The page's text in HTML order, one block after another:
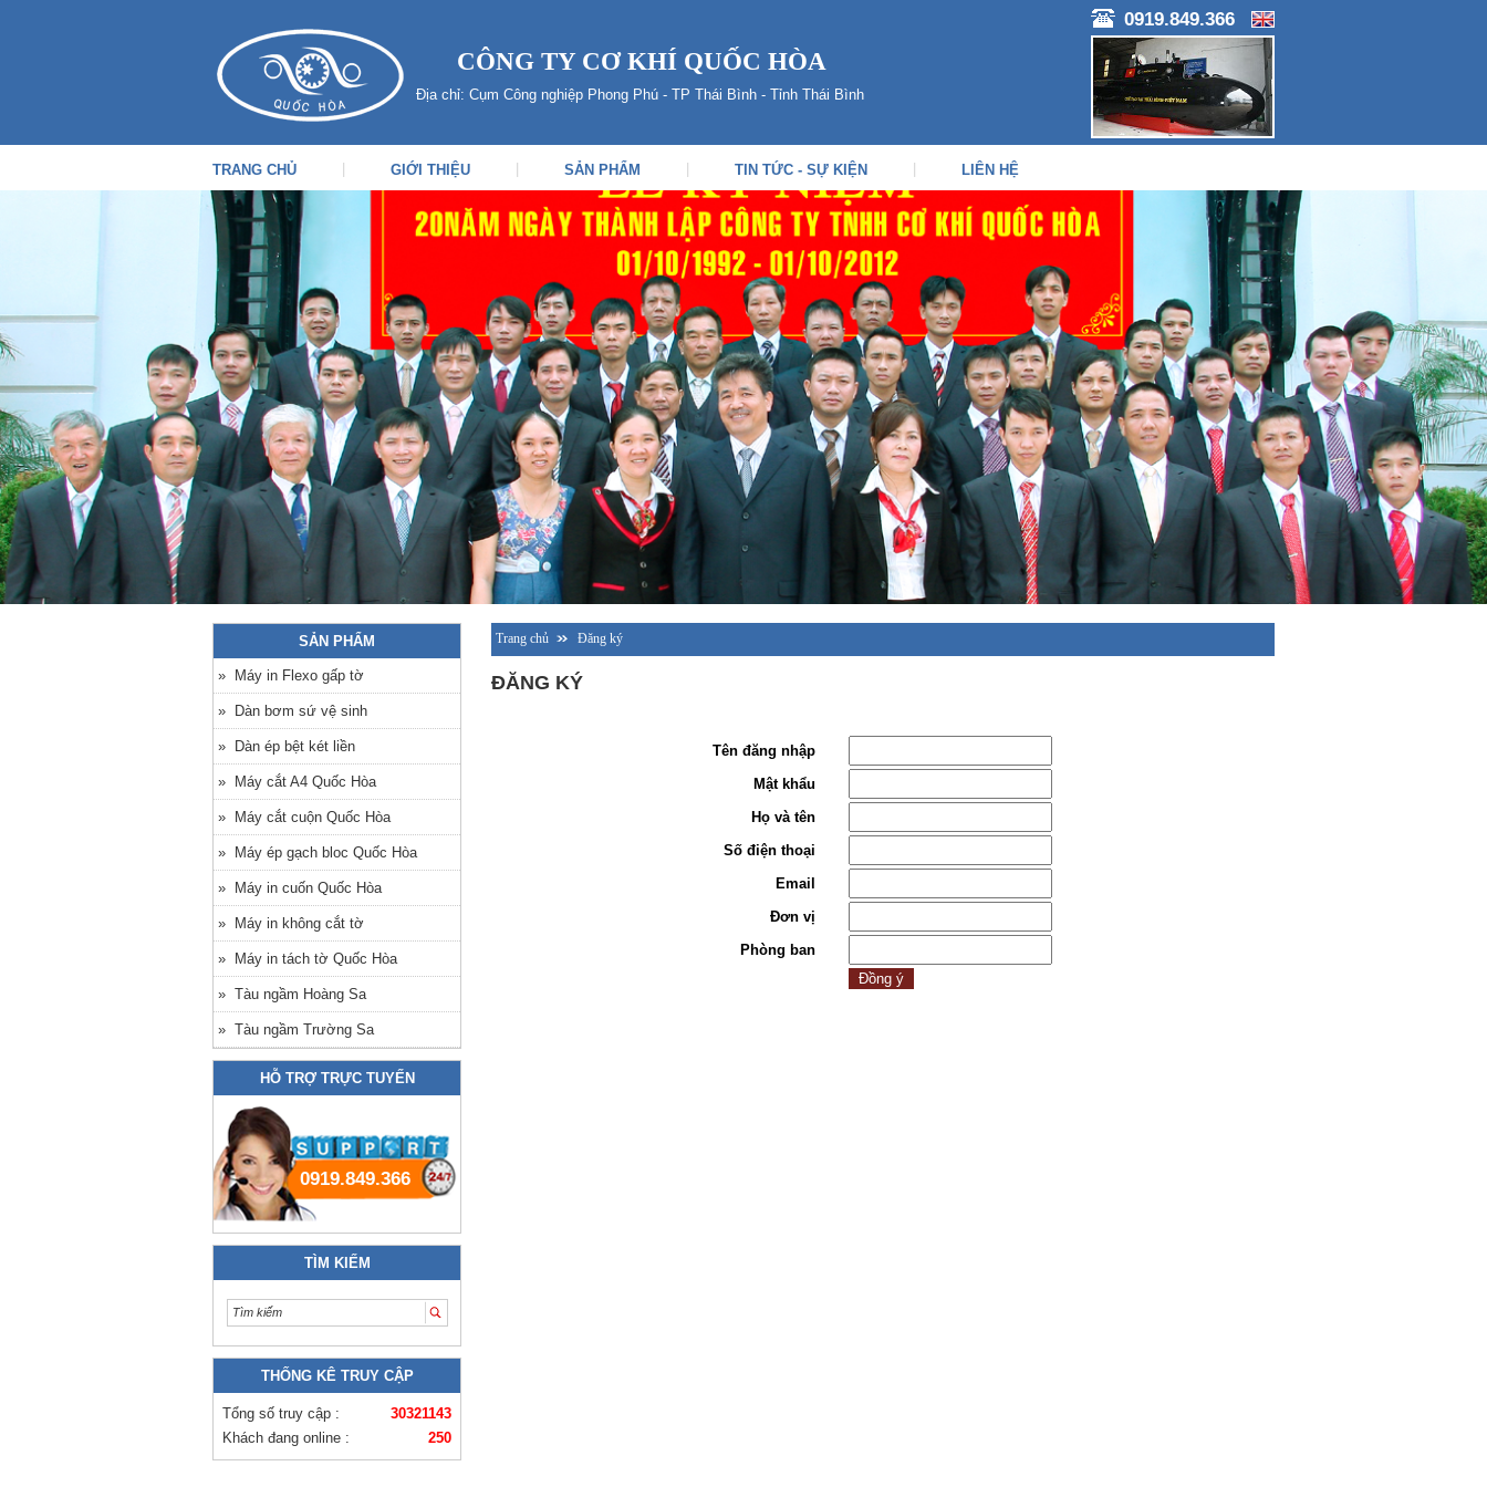
CÔNG TY CƠ KHÍ QUỐC HÒA
Địa chỉ: Cụm Công nghiệp Phong Phú - TP Thái Bình - Tỉnh Thái Bình
0919.849.366
TRANG CHỦ GIỚI THIỆU SẢN PHẨM TIN TỨC - SỰ KIỆN LIÊN HỆ
SẢN PHẨM
» Máy in Flexo gấp tờ
» Dàn bơm sứ vệ sinh
» Dàn ép bệt két liền
» Máy cắt A4 Quốc Hòa
» Máy cắt cuộn Quốc Hòa
» Máy ép gạch bloc Quốc Hòa
» Máy in cuốn Quốc Hòa
» Máy in không cắt tờ
» Máy in tách tờ Quốc Hòa
» Tàu ngầm Hoàng Sa
» Tàu ngầm Trường Sa
HỖ TRỢ TRỰC TUYẾN
0919.849.366
TÌM KIẾM
THỐNG KÊ TRUY CẬP
Tổng số truy cập :
30321143
Khách đang online :
250
Trang chủ Đăng ký
ĐĂNG KÝ
Tên đăng nhập
Mật khẩu
Họ và tên
Số điện thoại
Email
Đơn vị
Phòng ban
Đồng ý